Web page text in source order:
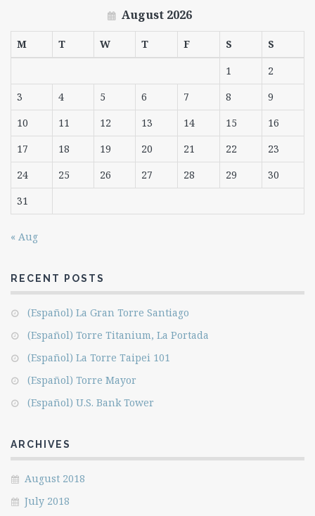
August 2026
M T W T F S
S
1
2
3
4 5 6 7 8
9
10
11 12 13 14 15
16
17
18 19 20 21 22
23
24
25 26 27 28 29
30
31
« Aug
RECENT POSTS
(Español) La Gran Torre Santiago
(Español) Torre Titanium, La Portada
(Español) La Torre Taipei 101
(Español) Torre Mayor
(Español) U.S. Bank Tower
ARCHIVES
August 2018
July 2018